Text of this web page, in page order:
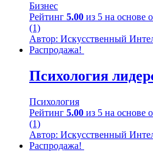
Бизнес
Рейтинг 5.00 из 5 на основе
(1)
Автор: Искусственный
Распродажа!
Психология
Психология
Рейтинг 5.00 из 5 на основе
(1)
Автор: Искусственный
Распродажа!